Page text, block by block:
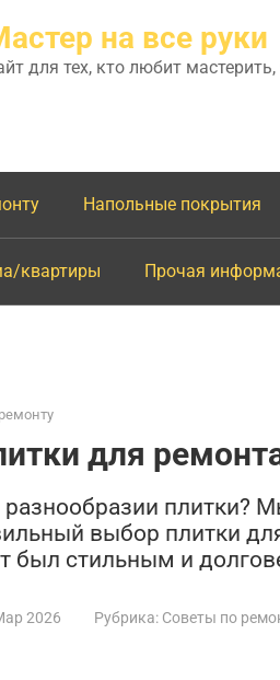
на все руки
для тех, кто любит
Напольные покрытия
квартиры Прочая
для
разнообразии плитки?
выбор плитки
был стильным и
2026 Рубрика: Советы по